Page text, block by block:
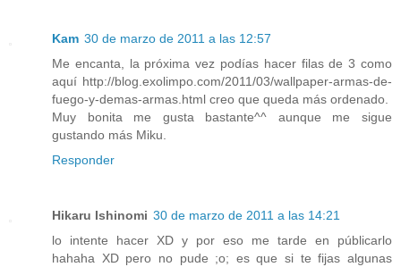
Kam 30 de marzo de 2011 a las 12:57
Me encanta, la próxima vez podías hacer filas de 3 como
aquí http://blog.exolimpo.com/2011/03/wallpaper-armas-de-
fuego-y-demas-armas.html creo que queda más ordenado.
Muy bonita me gusta bastante^^ aunque me sigue
gustando más Miku.
Responder
Hikaru Ishinomi 30 de marzo de 2011 a las 14:21
lo intente hacer XD y por eso me tarde en públicarlo
hahaha XD pero no pude ;o; es que si te fijas algunas